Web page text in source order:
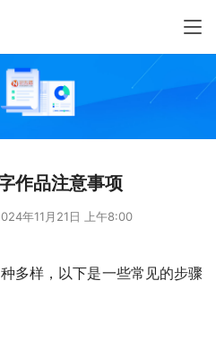
作品注意事项
年11月21日 上午8:00
多样，以下是一些常见的步骤